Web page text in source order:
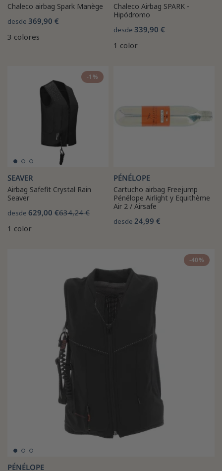
Chaleco airbag Spark Manège
desde 369,90 €
3 colores
Chaleco Airbag SPARK -
Hipódromo
desde 339,90 €
1 color
-1%
SEAVER
Airbag Safefit Crystal Rain
Seaver
desde 629,00 €634,24 €
1 color
PÉNÉLOPE
Cartucho airbag Freejump
Pénélope Airlight y Equithème
Air 2 / Airsafe
desde 24,99 €
-40%
PÉNÉLOPE